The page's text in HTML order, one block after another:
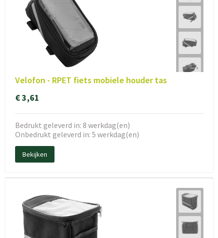
Velofon - RPET fiets mobiele houder tas
€ 3,61
Bedrukt geleverd in: 8 werkdag(en)
Onbedrukt geleverd in: 5 werkdag(en)
Bekijken